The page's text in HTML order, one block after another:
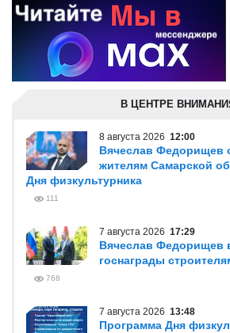
В ЦЕНТРЕ
8 августа 2026 12:00
Вячеслав Федорищев
жителям Самарской
Дня физкультурника
111
7 августа 2026 17:29
Вячеслав Федорищев
госнаграды
768
7 августа 2026 13:48
Программа Дня